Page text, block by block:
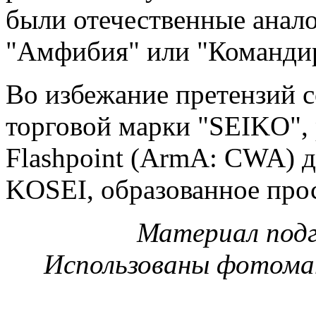
были отечественные
"Амфибия" или
Во избежание претензий
торговой марки "SEIKO",
Flashpoint (ArmA: CWA)
KOSEI, образованное
Материал
Использованы